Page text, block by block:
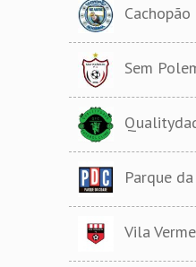
Cachopão
Sem
Parque
Vila